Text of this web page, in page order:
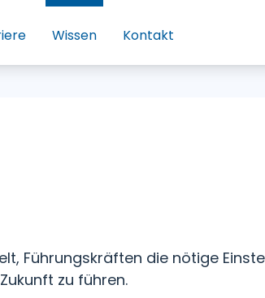
Wissen Kontakt
Führungskräften die nötige
zu führen.